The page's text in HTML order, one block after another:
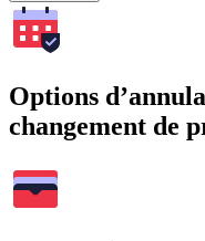
Options
changement de